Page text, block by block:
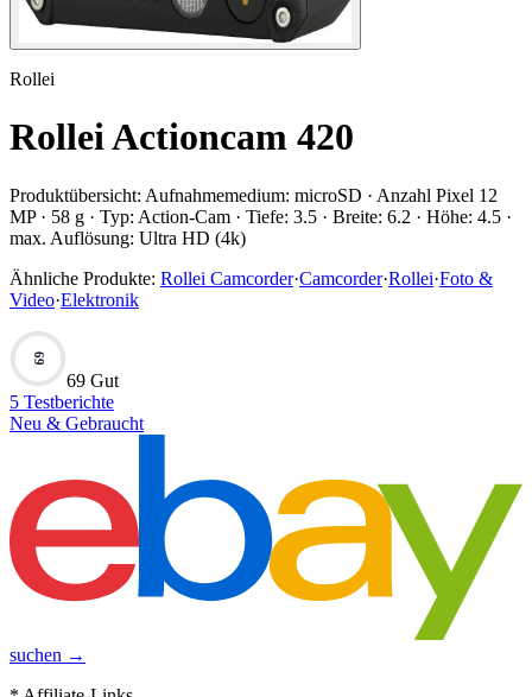
Rollei
Rollei Actioncam 420
Produktübersicht: Aufnahmemedium: microSD · Anzahl Pixel 12
MP · 58 g · Typ: Action-Cam · Tiefe: 3.5 · Breite: 6.2 · Höhe: 4.5 ·
max. Auflösung: Ultra HD (4k)
Ähnliche Produkte: Rollei Camcorder·Camcorder·Rollei·Foto &
Video·Elektronik
69
69 Gut
5 Testberichte
Neu & Gebraucht
suchen →